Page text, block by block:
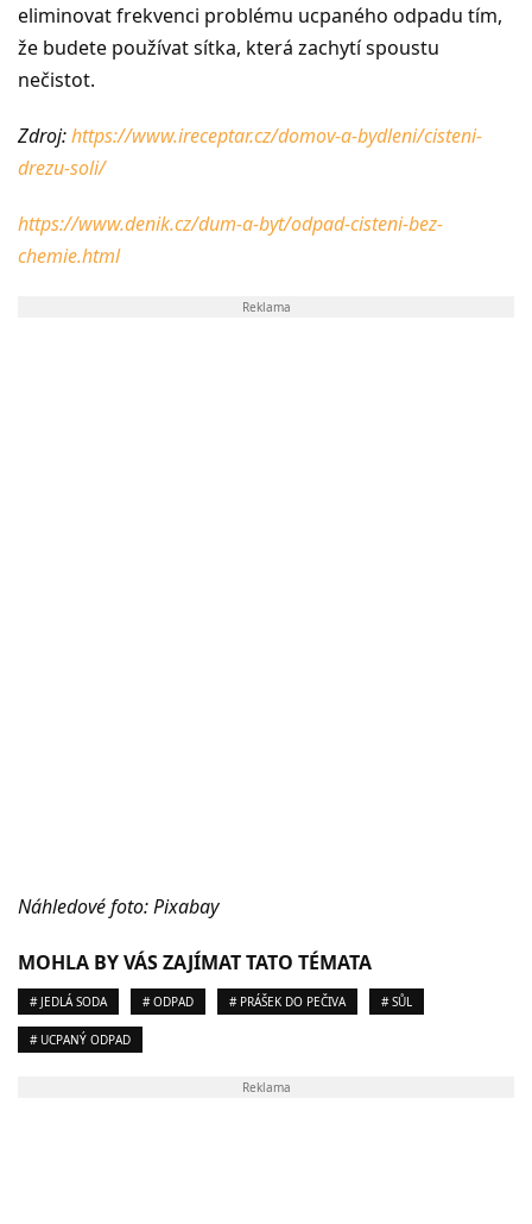
eliminovat frekvenci problému ucpaného odpadu tím,
že budete používat sítka, která zachytí spoustu
nečistot.
Zdroj:https://www.ireceptar.cz/domov-a-bydleni/cisteni-
drezu-soli/
https://www.denik.cz/dum-a-byt/odpad-cisteni-bez-
chemie.html
Reklama
Náhledové foto: Pixabay
MOHLA BY VÁS ZAJÍMAT TATO TÉMATA
# JEDLÁ SODA # ODPAD # PRÁŠEK DO PEČIVA # SŮL
# UCPANÝ ODPAD
Reklama